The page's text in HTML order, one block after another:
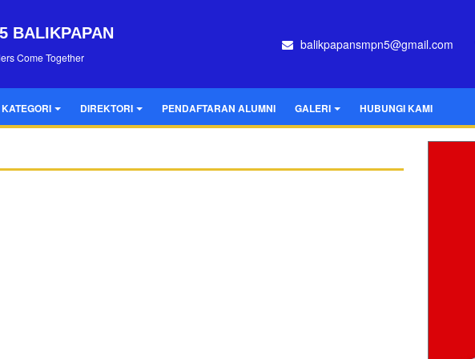
BALIKPAPAN
Come Together
balikpapansmpn5@gmail.com
KATEGORI DIREKTORI PENDAFTARAN ALUMNI GALERI HUBUNGI KAMI